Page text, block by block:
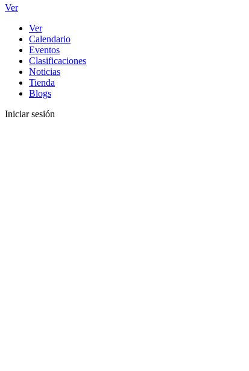
Ver
Ver
Calendario
Eventos
Clasificaciones
Noticias
Tienda
Blogs
Iniciar sesión